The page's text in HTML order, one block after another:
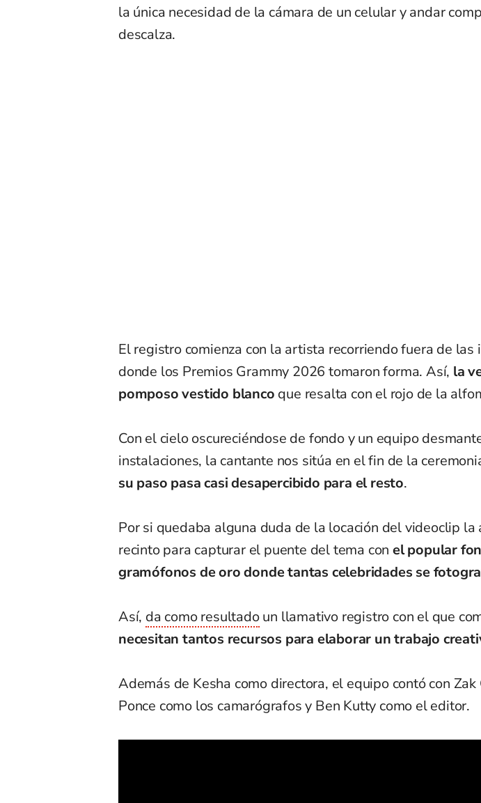
la única necesidad de la cámara de un celular y andar
descalza.
El registro comienza con la artista recorriendo fuera de las
donde los Premios Grammy 2026 tomaron forma. Así, la
pomposo vestido blanco que resalta con el rojo de la
Con el cielo oscureciéndose de fondo y un equipo
instalaciones, la cantante nos sitúa en el fin de la
su paso pasa casi desapercibido para el resto.
Por si quedaba alguna duda de la locación del videoclip
recinto para capturar el puente del tema con el popular
gramófonos de oro donde tantas celebridades se
Así, da como resultadoun llamativo registro con el que
necesitan tantos recursos para elaborar un trabajo
Además de Kesha como directora, el equipo contó con Zak
Ponce como los camarógrafos y Ben Kutty como el editor.